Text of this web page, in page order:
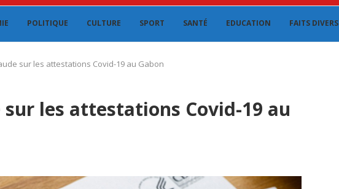
POLITIQUE CULTURE SPORT SANTÉ EDUCATION FAITS DIVERS
sur les attestations Covid-19 au Gabon
les attestations Covid-19 au